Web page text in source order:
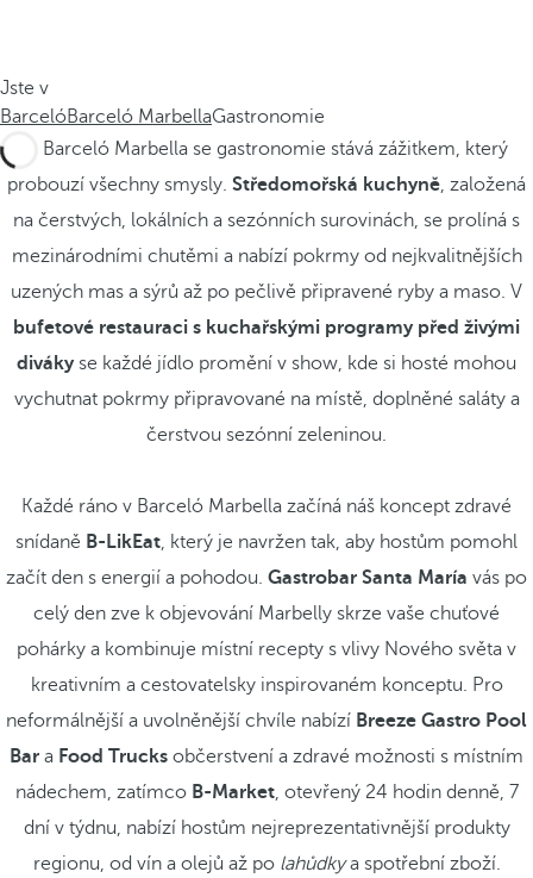
Jste v
BarcelóBarceló MarbellaGastronomie
V Barceló Marbella se gastronomie stává zážitkem, který
probouzí všechny smysly. Středomořská kuchyně, založená
na čerstvých, lokálních a sezónních surovinách, se prolíná s
mezinárodními chutěmi a nabízí pokrmy od nejkvalitnějších
uzených mas a sýrů až po pečlivě připravené ryby a maso. V
bufetové restauraci s kuchařskými programy před živými
divákyse každé jídlo promění v show, kde si hosté mohou
vychutnat pokrmy připravované na místě, doplněné saláty a
čerstvou sezónní zeleninou.
Každé ráno v Barceló Marbella začíná náš koncept zdravé
snídaně B-LikEat, který je navržen tak, aby hostům pomohl
začít den s energií a pohodou. Gastrobar Santa María vás po
celý den zve k objevování Marbelly skrze vaše chuťové
pohárky a kombinuje místní recepty s vlivy Nového světa v
kreativním a cestovatelsky inspirovaném konceptu. Pro
neformálnější a uvolněnější chvíle nabízí Breeze Gastro Pool
Bar a Food Trucks občerstvení a zdravé možnosti s místním
nádechem, zatímco B-Market, otevřený 24 hodin denně, 7
dní v týdnu, nabízí hostům nejreprezentativnější produkty
regionu, od vín a olejů až po lahůdkya spotřební zboží.